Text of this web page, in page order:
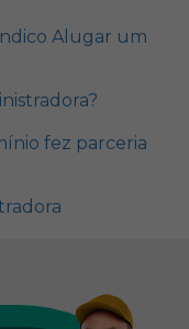
Alugar um
fez parceria